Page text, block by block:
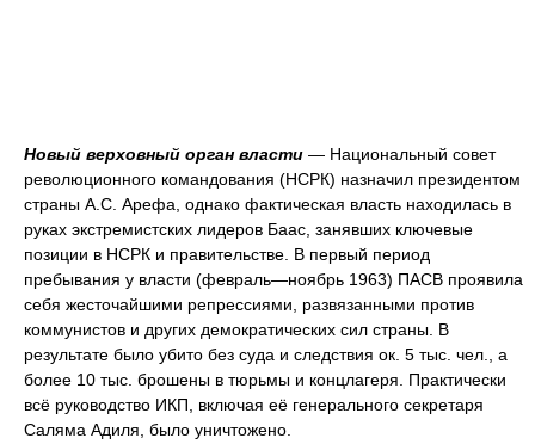
Новый верховный орган власти — Национальный совет
революционного командования (НСРК) назначил президентом
страны А.С. Арефа, однако фактическая власть находилась в
руках экстремистских лидеров Баас, занявших ключевые
позиции в НСРК и правительстве. В первый период
пребывания у власти (февраль—ноябрь 1963) ПАСВ проявила
себя жесточайшими репрессиями, развязанными против
коммунистов и других демократических сил страны. В
результате было убито без суда и следствия ок. 5 тыс. чел., а
более 10 тыс. брошены в тюрьмы и концлагеря. Практически
всё руководство ИКП, включая её генерального секретаря
Саляма Адиля, было уничтожено.